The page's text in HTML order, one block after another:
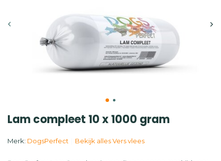
Lam compleet 10 x 1000 gram
Merk: DogsPerfect Bekijk alles Vers vlees